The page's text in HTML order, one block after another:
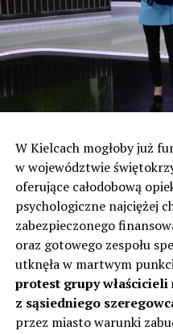
W Kielcach mogłoby już
w województwie
oferujące całodobową
psychologiczne najciężej
zabezpieczonego
oraz gotowego zespołu
utknęła w martwym
protest grupy
z sąsiedniego
przez miasto warunki